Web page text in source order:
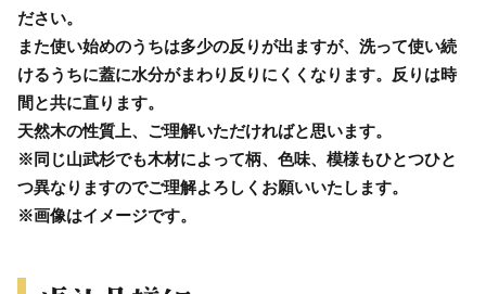
ださい。
また使い始めのうちは多少の反りが出ますが、洗って使い続
けるうちに蓋に水分がまわり反りにくくなります。反りは時
間と共に直ります。
天然木の性質上、ご理解いただければと思います。
※同じ山武杉でも木材によって柄、色味、模様もひとつひと
つ異なりますのでご理解よろしくお願いいたします。
※画像はイメージです。